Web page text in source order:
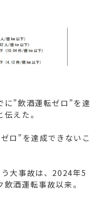
に”飲酒運転ゼロ”を達
えた。
ロ”を達成できないこ
大事故は、 2024年5
飲酒運転事故以来。